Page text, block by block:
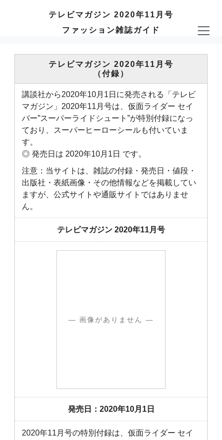
テレビマガジン 2020年11月号
ファッション雑誌ガイド
テレビマガジン 2020年11月号
（付録）
講談社から2020年10月1日に発売される「テレビ
マガジン」2020年11月号は、仮面ライダー セイ
バー”スーパーライドシュート”が特別付録になっ
ており、スーパーヒーローシールも付いていま
す。
◎ 発売日は 2020年10月1日 です。
注意：当サイトは、雑誌の付録・発売日・値段・
出版社・表紙画像・その他情報などを掲載してい
ますが、公式サイトや通販サイトではありませ
ん。
テレビマガジン 2020年11月号
― 画像がありません ―
発売日：2020年10月1日
2020年11月号の特別付録は、仮面ライダー セイ